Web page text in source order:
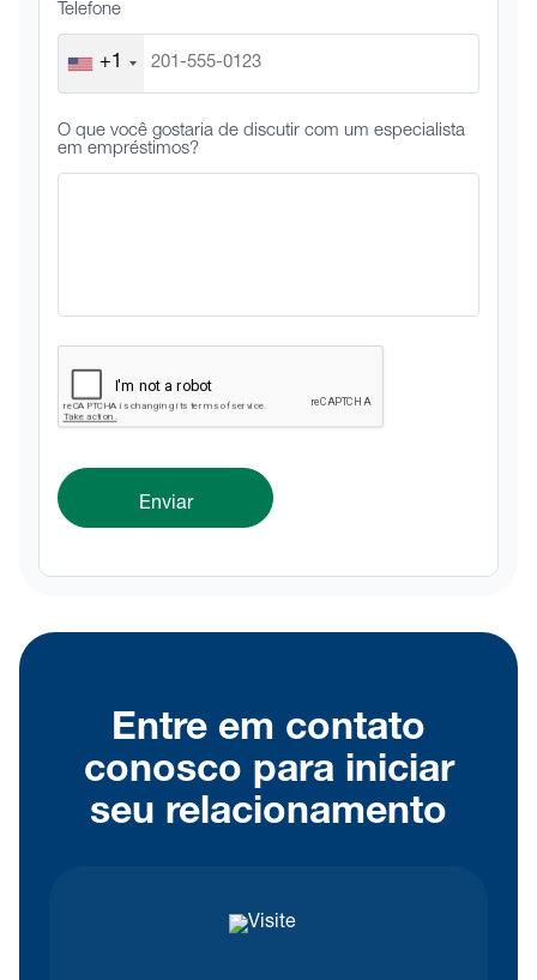
Telefone
+1
O que você gostaria de discutir com um especialista
em empréstimos?
Entre em contato
conosco para iniciar
seu relacionamento